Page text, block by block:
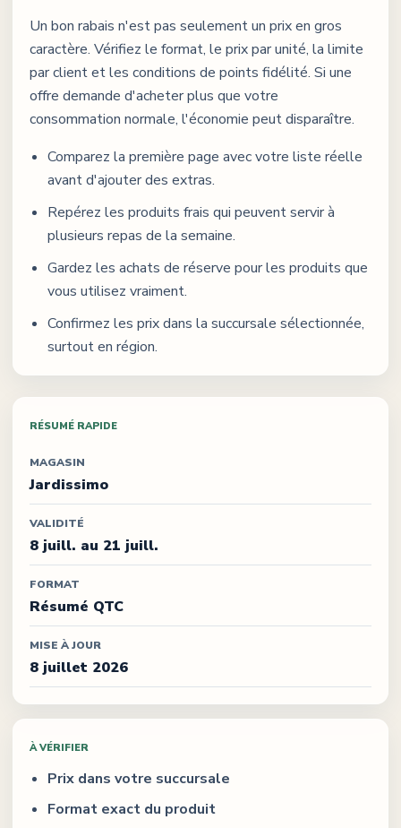
Un bon rabais n'est pas seulement un prix en gros
caractère. Vérifiez le format, le prix par unité, la limite
par client et les conditions de points fidélité. Si une
offre demande d'acheter plus que votre
consommation normale, l'économie peut disparaître.
Comparez la première page avec votre liste réelle
avant d'ajouter des extras.
Repérez les produits frais qui peuvent servir à
plusieurs repas de la semaine.
Gardez les achats de réserve pour les produits que
vous utilisez vraiment.
Confirmez les prix dans la succursale sélectionnée,
surtout en région.
RÉSUMÉ RAPIDE
MAGASIN
Jardissimo
VALIDITÉ
8 juill. au 21 juill.
FORMAT
Résumé QTC
MISE À JOUR
8 juillet 2026
À VÉRIFIER
Prix dans votre succursale
Format exact du produit